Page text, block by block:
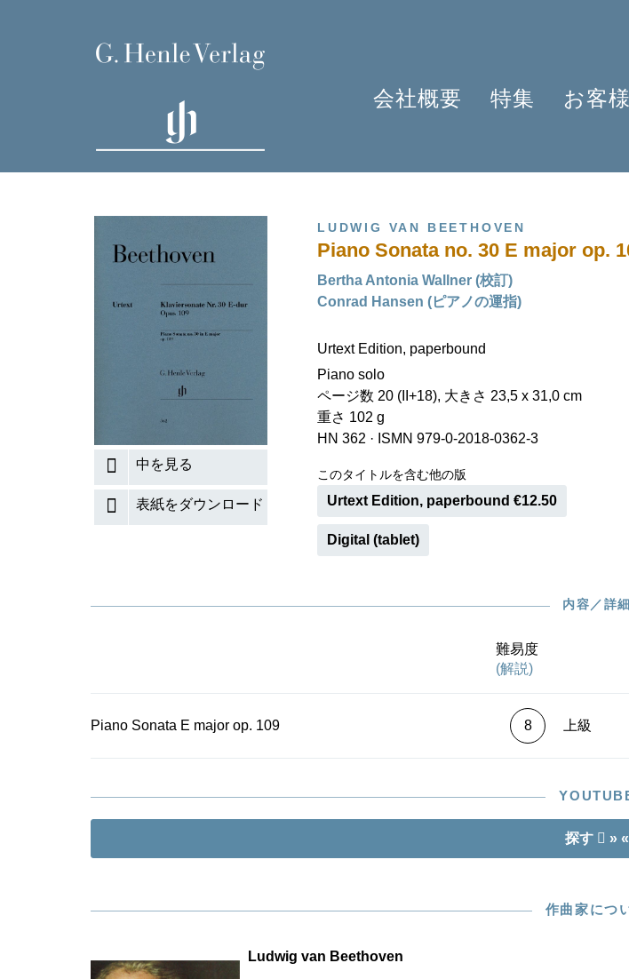
会社概要 特集 お客
原典版とは
アプリ・ヘンレライブラリ
ギュンター・ヘンレ
友人たち
貢献者
社会貢献
ショパンのワルツ - 2024年の発見
ピアノ協奏曲
シェーンベルク 2024
セルゲイ・プロコフィエフ
創業 75周年
HENLE4STRINGS
作曲家キーシン
情報資料
販売店検索
学ぶ・教える
旅するHENLE
ヘンレブログ
お知らせ
楽器編成
中を見る
表紙をダウンロード
LUDWIG VAN BEETHOVEN
Piano Sonata no. 30 E major op.
Bertha Antonia Wallner (校訂)
Conrad Hansen (ピアノの運指)
Urtext Edition, paperbound
Piano solo
ページ数 20 (II+18), 大きさ 23,5 x 31,0 cm
重さ 102 g
HN 362 · ISMN 979-0-2018-0362-3
このタイトルを含む他の版
Urtext Edition, paperbound €12.50
Digital (tablet)
内容／詳細
難易度
(解説)
Piano Sonata E major op. 109 8 上級
探す » «
作曲家につ
Ludwig van Beethoven